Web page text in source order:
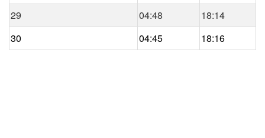
29
04:48
18:14
30
04:45 18:16